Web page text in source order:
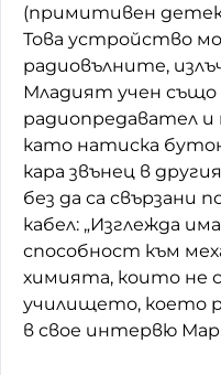
(примитивен
Това устройство
радиовълните,
Младият учен
радиопредавател и
като натиска
кара звънец в
без да са свързани
кабел: „Изглежда
способност към
химията, които не
училището, което
в свое интервю